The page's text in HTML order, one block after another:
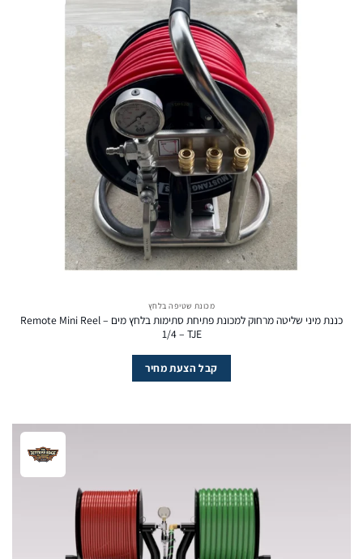
מכונת שטיפה בלחץ
כננת מיני שליטה מרחוק למכונת פתיחת סתימות בלחץ מים – Remote Mini Reel
1/4 – TJE
קבל הצעת מחיר